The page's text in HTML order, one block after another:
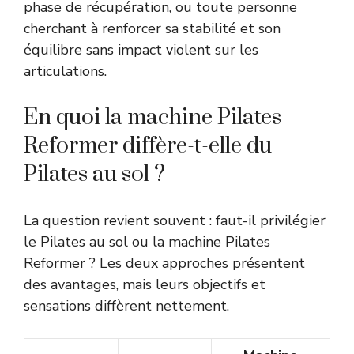
phase de récupération, ou toute personne
cherchant à renforcer sa stabilité et son
équilibre sans impact violent sur les
articulations.
En quoi la machine Pilates
Reformer diffère-t-elle du
Pilates au sol ?
La question revient souvent : faut-il privilégier
le Pilates au sol ou la machine Pilates
Reformer ? Les deux approches présentent
des avantages, mais leurs objectifs et
sensations diffèrent nettement.